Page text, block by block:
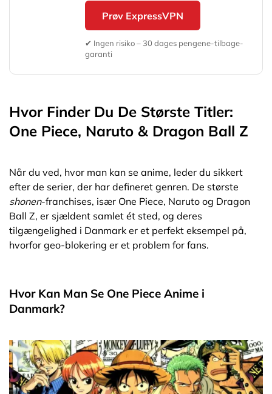
Prøv ExpressVPN
✔ Ingen risiko – 30 dages pengene-tilbage-
garanti
Hvor Finder Du De Største Titler:
One Piece, Naruto & Dragon Ball Z
Når du ved, hvor man kan se anime, leder du sikkert
efter de serier, der har defineret genren. De største
shonen-franchises, især One Piece, Naruto og Dragon
Ball Z, er sjældent samlet ét sted, og deres
tilgængelighed i Danmark er et perfekt eksempel på,
hvorfor geo-blokering er et problem for fans.
Hvor Kan Man Se One Piece Anime i
Danmark?